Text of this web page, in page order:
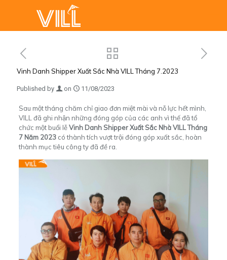
Vinh Danh Shipper Xuất Sắc Nhà VILL Tháng 7.2023
Published by on 11/08/2023
Sau một tháng chăm chỉ giao đơn miệt mài và nỗ lực hết mình,
VILL đã ghi nhận những đóng góp của các anh vì thế đã tổ
chức một buổi lễVinh Danh Shipper Xuất Sắc Nhà VILL Tháng
7 Năm 2023có thành tích vượt trội đóng góp xuất sắc, hoàn
thành mục tiêu công ty đã đề ra.